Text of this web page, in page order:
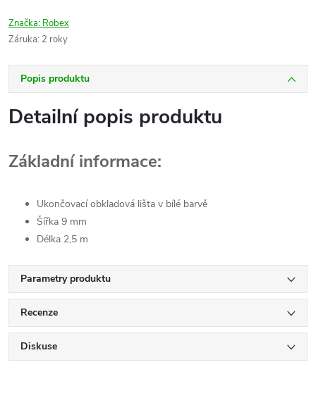
Značka: Robex
Záruka: 2 roky
Popis produktu
Detailní popis produktu
Základní informace:
Ukončovací obkladová lišta v bílé barvě
Šířka 9 mm
Délka 2,5 m
Parametry produktu
Recenze
Diskuse